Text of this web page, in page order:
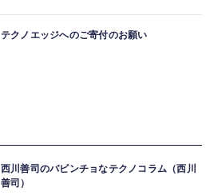
テクノエッジへのご寄付のお願い
西川善司のバビンチョなテクノコラム（西川
善司）